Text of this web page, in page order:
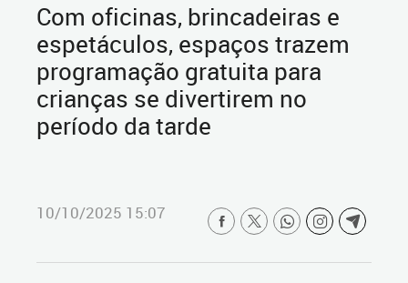
Com oficinas, brincadeiras e
espetáculos, espaços trazem
programação gratuita para
crianças se divertirem no
período da tarde
10/10/2025 15:07